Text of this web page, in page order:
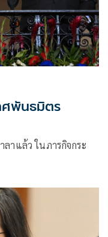
ศพันธมิตร
าแล้ว ในภารกิจกระ